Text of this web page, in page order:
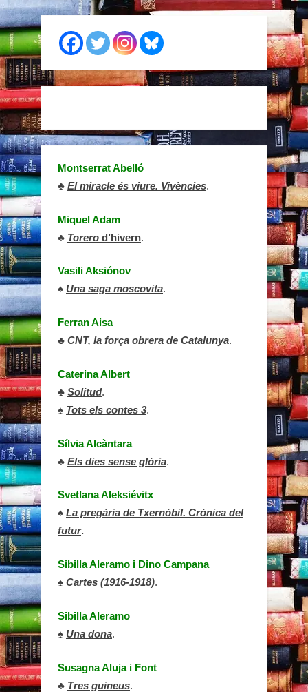
Montserrat Abelló
♣ El miracle és viure. Vivències.
Miquel Adam
♣ Torero d’hivern.
Vasili Aksiónov
♠ Una saga moscovita.
Ferran Aisa
♣ CNT, la força obrera de Catalunya.
Caterina Albert
♣ Solitud.
♠ Tots els contes 3.
Sílvia Alcàntara
♣ Els dies sense glòria.
Svetlana Aleksiévitx
♠ La pregària de Txernòbil. Crònica del
futur.
Sibilla Aleramo i Dino Campana
♠ Cartes (1916-1918).
Sibilla Aleramo
♠ Una dona.
Susagna Aluja i Font
♣ Tres guineus.